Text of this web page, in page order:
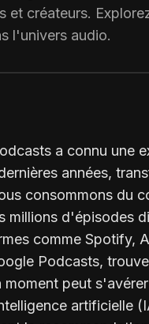
et créateurs.
l'univers audio.
a connu une
années,
consommons du
millions d'épisodes
comme Spotify,
Podcasts,
moment peut
artificielle